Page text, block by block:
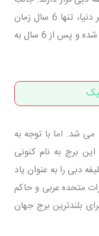
است بدانید، برای ساخت این برج بی نظیر دنیا، تنها 6 سال زمان
کافی بوده که در سال 2010 ساخت آن آغاز شده و پس از 6 سال به
می شد. اما با توجه به
برج به نام کنونی
دبی را به عنوان یاد
متحده عربی و حاکم
بلندترین برج جهان